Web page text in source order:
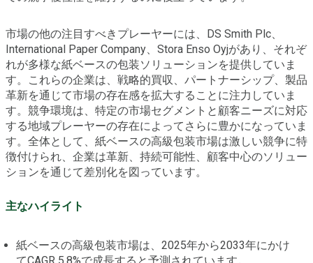
市場の他の注目すべきプレーヤーには、DS Smith Plc、
International Paper Company、Stora Enso Oyjがあり、それぞ
れが多様な紙ベースの包装ソリューションを提供していま
す。これらの企業は、戦略的買収、パートナーシップ、製品
革新を通じて市場の存在感を拡大することに注力していま
す。競争環境は、特定の市場セグメントと顧客ニーズに対応
する地域プレーヤーの存在によってさらに豊かになっていま
す。全体として、紙ベースの高級包装市場は激しい競争に特
徴付けられ、企業は革新、持続可能性、顧客中心のソリュー
ションを通じて差別化を図っています。
主なハイライト
紙ベースの高級包装市場は、2025年から2033年にかけ